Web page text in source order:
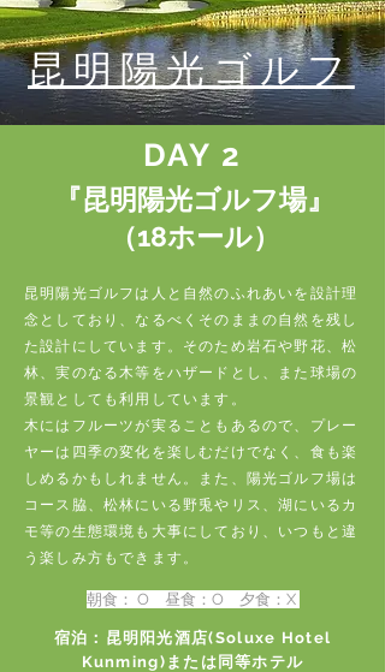
昆明陽光ゴルフ
DAY 2
『昆明陽光ゴルフ場』
（18ホール）
昆明陽光ゴルフは人と自然のふれあいを設計理
念としており、なるべくそのままの自然を残し
た設計にしています。そのため岩石や野花、松
林、実のなる木等をハザードとし、また球場の
景観としても利用しています。
木にはフルーツが実ることもあるので、プレー
ヤーは四季の変化を楽しむだけでなく、食も楽
しめるかもしれません。また、陽光ゴルフ場は
コース脇、松林にいる野兎やリス、湖にいるカ
モ等の生態環境も大事にしており、いつもと違
う楽しみ方もできます。
朝食： O 昼食：O 夕食：X
宿泊：昆明阳光酒店(Soluxe Hotel
Kunming)または同等ホテル